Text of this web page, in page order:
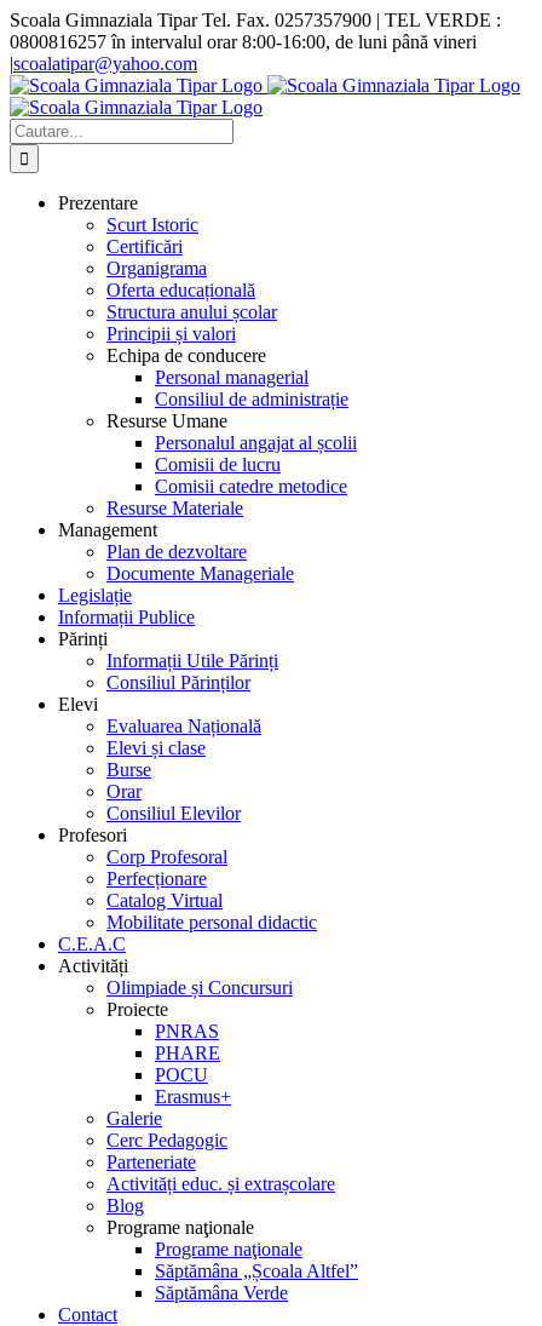
Skip
to
content
Scoala Gimnaziala Tipar Tel. Fax. 0257357900 | TEL VERDE :
0800816257 în intervalul orar 8:00-16:00, de luni până vineri
|scoalatipar@yahoo.com
Facebook
X
YouTube
Cautare...
Prezentare
Scurt Istoric
Certificări
Organigrama
Oferta educațională
Structura anului școlar
Principii și valori
Echipa de conducere
Personal managerial
Consiliul de administrație
Resurse Umane
Personalul angajat al școlii
Comisii de lucru
Comisii catedre metodice
Resurse Materiale
Management
Plan de dezvoltare
Documente Manageriale
Legislație
Informații Publice
Părinți
Informații Utile Părinți
Consiliul Părinților
Elevi
Evaluarea Națională
Elevi și clase
Burse
Orar
Consiliul Elevilor
Profesori
Corp Profesoral
Perfecționare
Catalog Virtual
Mobilitate personal didactic
C.E.A.C
Activități
Olimpiade și Concursuri
Proiecte
PNRAS
PHARE
POCU
Erasmus+
Galerie
Cerc Pedagogic
Parteneriate
Activități educ. și extrașcolare
Blog
Programe naţionale
Programe naţionale
Săptămâna „Școala Altfel”
Săptămâna Verde
Contact